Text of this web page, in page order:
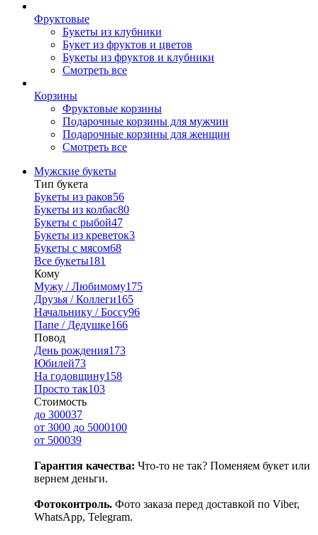
Фруктовые
Букеты из клубники
Букет из фруктов и цветов
Букеты из фруктов и клубники
Смотреть все
Корзины
Фруктовые корзины
Подарочные корзины для мужчин
Подарочные корзины для женщин
Смотреть все
Мужские букеты
Тип букета
Букеты из раков56
Букеты из колбас80
Букеты с рыбой47
Букеты из креветок3
Букеты с мясом68
Все букеты181
Кому
Мужу / Любимому175
Друзья / Коллеги165
Начальнику / Боссу96
Папе / Дедушке166
Повод
День рождения173
Юбилей73
На годовщину158
Просто так103
Стоимость
до 300037
от 3000 до 5000100
от 500039
Гарантия качества: Что-то не так? Поменяем букет или
вернем деньги.
Фотоконтроль. Фото заказа перед доставкой по Viber,
WhatsApp, Telegram.